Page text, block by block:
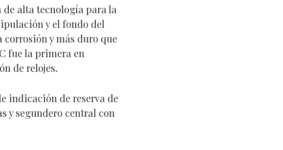
alta tecnología para la
y el fondo del
y más duro que
fue la primera en
de relojes.
indicación de reserva de
y segundero central con